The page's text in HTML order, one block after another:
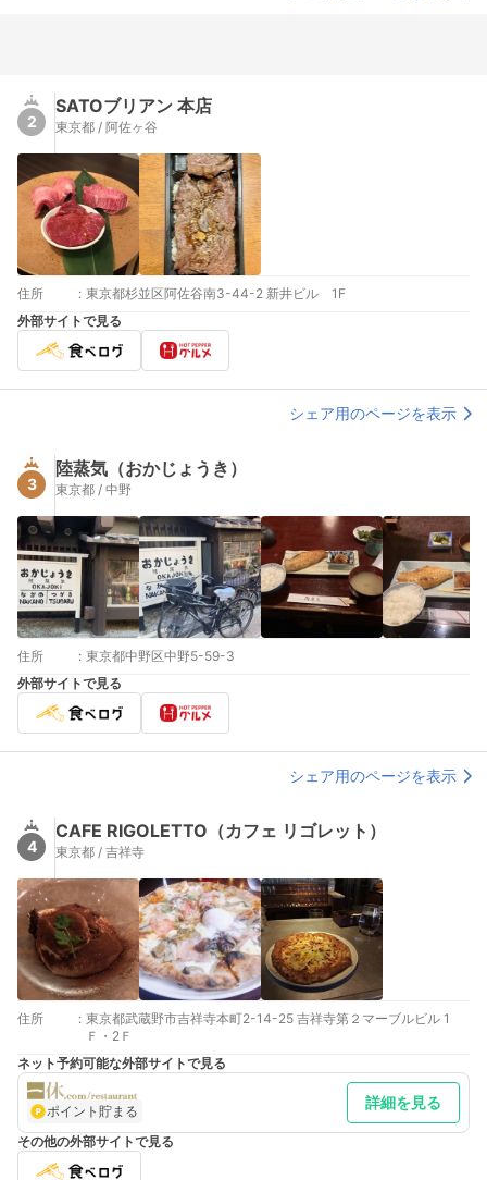
2
SATOブリアン 本店
東京都 / 阿佐ヶ谷
住所 : 東京都杉並区阿佐谷南3-44-2 新井ビル 1F
外部サイトで見る
シェア用のページを表示
3
陸蒸気（おかじょうき）
東京都 / 中野
住所 : 東京都中野区中野5-59-3
外部サイトで見る
シェア用のページを表示
4
CAFE RIGOLETTO（カフェ リゴレット）
東京都 / 吉祥寺
住所 : 東京都武蔵野市吉祥寺本町2-14-25 吉祥寺第２マーブルビル 1
Ｆ・2Ｆ
ネット予約可能な外部サイトで見る
ポイント貯まる 詳細を見る
その他の外部サイトで見る